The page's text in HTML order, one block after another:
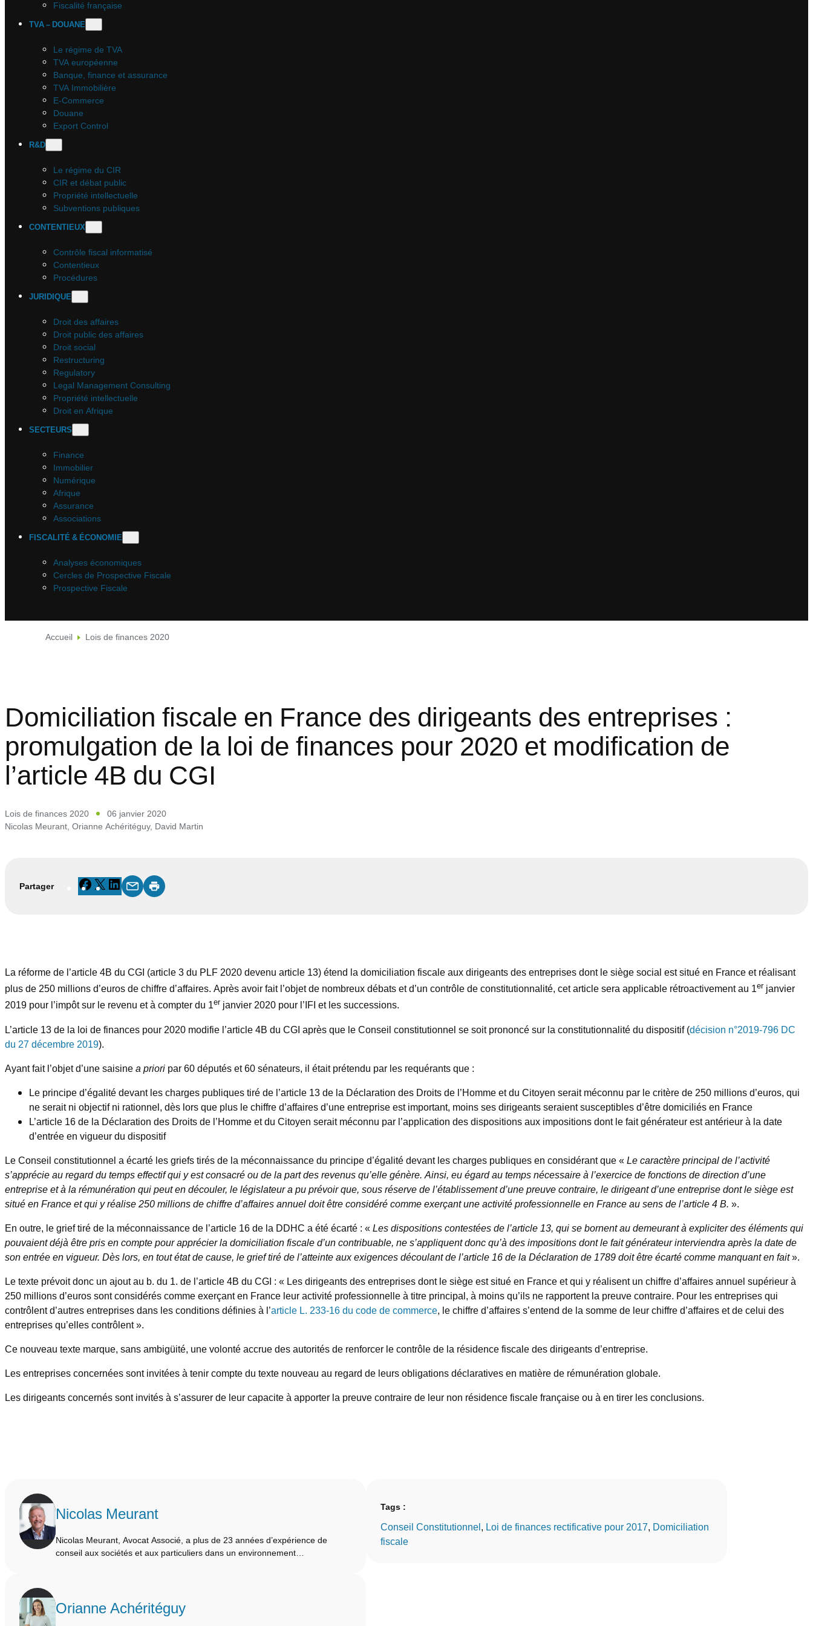
Fiscalité française
TVA – DOUANE
Le régime de TVA
TVA européenne
Banque, finance et assurance
TVA Immobilière
E-Commerce
Douane
Export Control
R&D
Le régime du CIR
CIR et débat public
Propriété intellectuelle
Subventions publiques
CONTENTIEUX
Contrôle fiscal informatisé
Contentieux
Procédures
JURIDIQUE
Droit des affaires
Droit public des affaires
Droit social
Restructuring
Regulatory
Legal Management Consulting
Propriété intellectuelle
Droit en Afrique
SECTEURS
Finance
Immobilier
Numérique
Afrique
Assurance
Associations
FISCALITÉ & ÉCONOMIE
Analyses économiques
Cercles de Prospective Fiscale
Prospective Fiscale
Accueil Lois de finances 2020
Domiciliation fiscale en France des dirigeants des entreprises :
promulgation de la loi de finances pour 2020 et modification de
l’article 4B du CGI
Lois de finances 2020
06 janvier 2020
Nicolas Meurant Orianne Achéritéguy, David Martin
Partager Facebook
X LinkedIn
La réforme de l’article 4B du CGI (article 3 du PLF 2020 devenu article 13) étend la domiciliation fiscale aux dirigeants des entreprises dont le siège social est situé en France et réalisant
plus de 250 millions d’euros de chiffre d’affaires. Après avoir fait l’objet de nombreux débats et d’un contrôle de constitutionnalité, cet article sera applicable rétroactivement au 1erjanvier
2019 pour l’impôt sur le revenu et à compter du 1erjanvier 2020 pour l’IFI et les successions.
L’article 13 de la loi de finances pour 2020 modifie l’article 4B du CGI après que le Conseil constitutionnel se soit prononcé sur la constitutionnalité du dispositif (décision n°2019-796 DC
du 27 décembre 2019).
Ayant fait l’objet d’une saisinea priori par 60 députés et 60 sénateurs, il était prétendu par les requérants que :
Le principe d’égalité devant les charges publiques tiré de l’article 13 de la Déclaration des Droits de l’Homme et du Citoyen serait méconnu par le critère de 250 millions d’euros, qui
ne serait ni objectif ni rationnel, dès lors que plus le chiffre d’affaires d’une entreprise est important, moins ses dirigeants seraient susceptibles d’être domiciliés en France
L’article 16 de la Déclaration des Droits de l’Homme et du Citoyen serait méconnu par l’application des dispositions aux impositions dont le fait générateur est antérieur à la date
d’entrée en vigueur du dispositif
Le Conseil constitutionnel a écarté les griefs tirés de la méconnaissance du principe d’égalité devant les charges publiques en considérant que «Le caractère principal de l’activité
s’apprécie au regard du temps effectif qui y est consacré ou de la part des revenus qu’elle génère. Ainsi, eu égard au temps nécessaire à l’exercice de fonctions de direction d’une
entreprise et à la rémunération qui peut en découler, le législateur a pu prévoir que, sous réserve de l’établissement d’une preuve contraire, le dirigeant d’une entreprise dont le siège est
situé en France et qui y réalise 250 millions de chiffre d’affaires annuel doit être considéré comme exerçant une activité professionnelle en France au sens de l’article 4 B. ».
En outre, le grief tiré de la méconnaissance de l’article 16 de la DDHC a été écarté : «Les dispositions contestées de l’article 13, qui se bornent au demeurant à expliciter des éléments qui
pouvaient déjà être pris en compte pour apprécier la domiciliation fiscale d’un contribuable, ne s’appliquent donc qu’à des impositions dont le fait générateur interviendra après la date de
son entrée en vigueur. Dès lors, en tout état de cause, le grief tiré de l’atteinte aux exigences découlant de l’article 16 de la Déclaration de 1789 doit être écarté comme manquant en fait».
Le texte prévoit donc un ajout au b. du 1. de l’article 4B du CGI : « Les dirigeants des entreprises dont le siège est situé en France et qui y réalisent un chiffre d’affaires annuel supérieur à
250 millions d’euros sont considérés comme exerçant en France leur activité professionnelle à titre principal, à moins qu’ils ne rapportent la preuve contraire. Pour les entreprises qui
contrôlent d’autres entreprises dans les conditions définies à l’article L. 233-16 du code de commerce, le chiffre d’affaires s’entend de la somme de leur chiffre d’affaires et de celui des
entreprises qu’elles contrôlent ».
Ce nouveau texte marque, sans ambigüité, une volonté accrue des autorités de renforcer le contrôle de la résidence fiscale des dirigeants d’entreprise.
Les entreprises concernées sont invitées à tenir compte du texte nouveau au regard de leurs obligations déclaratives en matière de rémunération globale.
Les dirigeants concernés sont invités à s’assurer de leur capacite à apporter la preuve contraire de leur non résidence fiscale française ou à en tirer les conclusions.
Nicolas Meurant
Nicolas Meurant, Avocat Associé, a plus de 23 années d’expérience de
conseil aux sociétés et aux particuliers dans un environnement…
Orianne Achéritéguy
Tags :
Conseil Constitutionnel, Loi de finances rectificative pour 2017, Domiciliation
fiscale